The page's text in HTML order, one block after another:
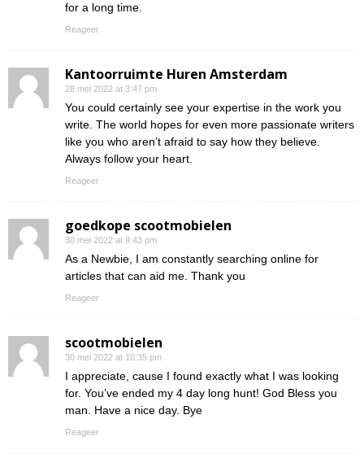
for a long time.
Reageer
Kantoorruimte Huren Amsterdam
28 mei 2022 at 3:47 pm
You could certainly see your expertise in the work you
write. The world hopes for even more passionate writers
like you who aren’t afraid to say how they believe.
Always follow your heart.
Reageer
goedkope scootmobielen
30 mei 2022 at 9:43 pm
As a Newbie, I am constantly searching online for
articles that can aid me. Thank you
Reageer
scootmobielen
30 mei 2022 at 10:35 pm
I appreciate, cause I found exactly what I was looking
for. You’ve ended my 4 day long hunt! God Bless you
man. Have a nice day. Bye
Reageer